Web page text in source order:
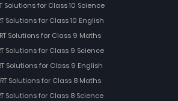
Solutions for Class 10 Science
Solutions for Class 10 English
Solutions for Class 9 Maths
Solutions for Class 9 Science
Solutions for Class 9 English
Solutions for Class 8 Maths
Solutions for Class 8 Science